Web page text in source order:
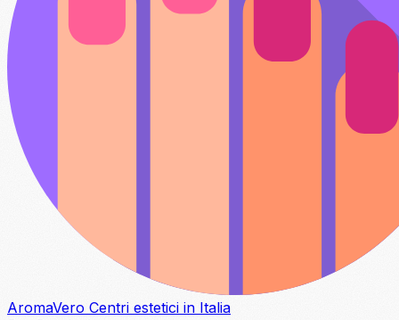
AromaVero Centri estetici in Italia